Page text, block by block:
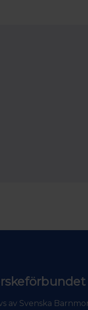
av Svenska